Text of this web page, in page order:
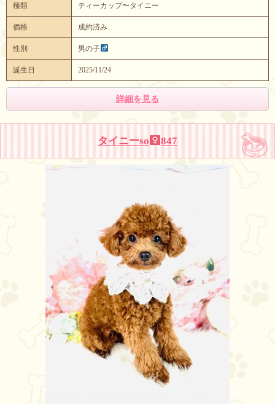
種類 ティーカップ〜タイニー
価格 成約済み
性別 男の子
誕生日 2025/11/24
詳細を見る
タイニーso 847